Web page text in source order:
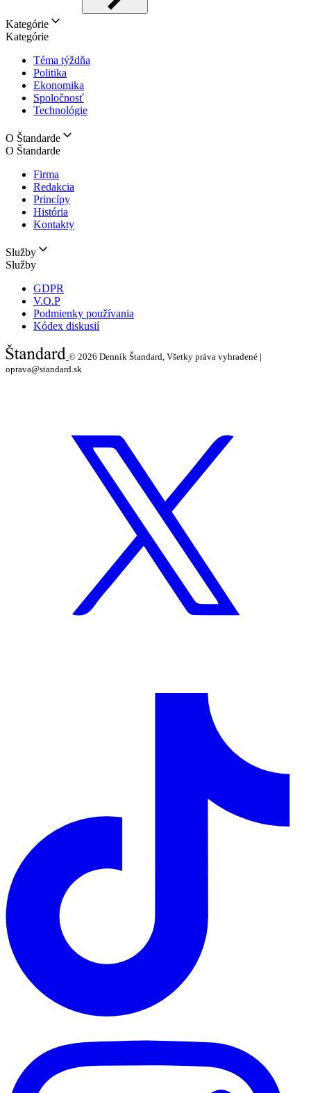
Kategórie
Kategórie
Téma týždňa
Politika
Ekonomika
Spoločnosť
Technológie
O Štandarde
O Štandarde
Firma
Redakcia
Princípy
História
Kontakty
Služby
Služby
GDPR
V.O.P
Podmienky používania
Kódex diskusií
© 2026 Denník Štandard, Všetky práva vyhradené |
oprava@standard.sk